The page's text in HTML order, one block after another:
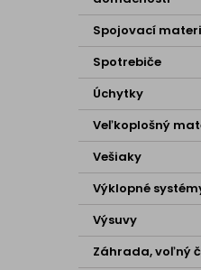
Spojovací
Spotrebiče
Úchytky
Veľkoplošný
Vešiaky
Výklopné
Výsuvy
Záhrada, voľný